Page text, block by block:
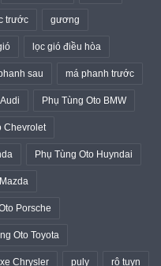
trước gương
lọc gió điều hòa
sau má phanh trước
Phụ Tùng Oto BMW
Chevrolet
Phụ Tùng Oto Huyndai
Porsche
Oto Toyota
Chrysler puly rô tuyn